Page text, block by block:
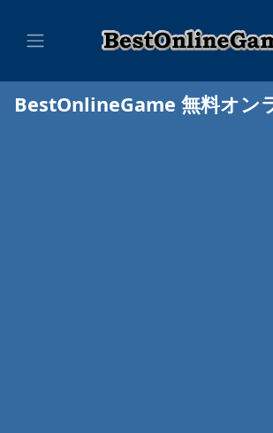
BestOnlineGame 無料オン